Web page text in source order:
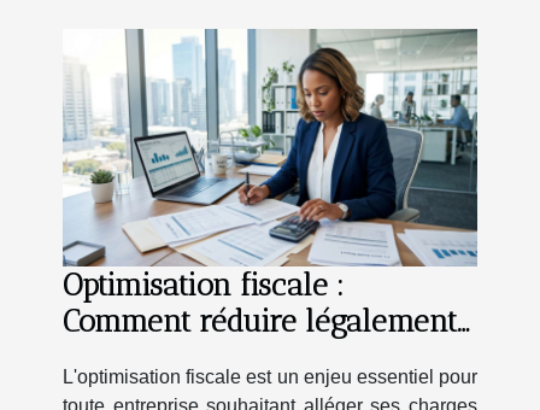
Optimisation fiscale :
Comment réduire légalement
L'optimisation fiscale est un enjeu essentiel pour
toute entreprise souhaitant alléger ses charges